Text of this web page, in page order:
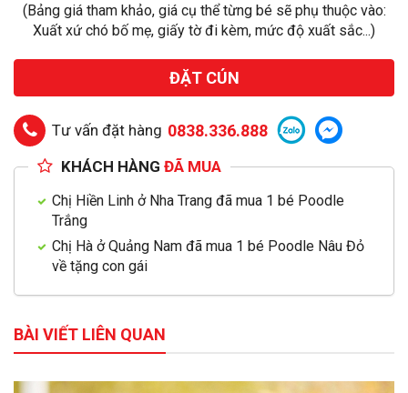
(Bảng giá tham khảo, giá cụ thể từng bé sẽ phụ thuộc vào:
Xuất xứ chó bố mẹ, giấy tờ đi kèm, mức độ xuất sắc...)
ĐẶT CÚN
Tư vấn đặt hàng 0838.336.888
KHÁCH HÀNG ĐÃ MUA
Chị Hiền Linh ở Nha Trang đã mua 1 bé Poodle
Trắng
Chị Hà ở Quảng Nam đã mua 1 bé Poodle Nâu Đỏ
về tặng con gái
BÀI VIẾT LIÊN QUAN